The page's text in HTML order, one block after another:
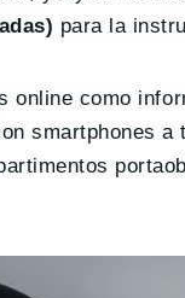
para la
como
smartphones a